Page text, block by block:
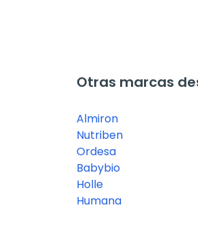
Otras marcas
Almiron
Nutriben
Ordesa
Babybio
Holle
Humana